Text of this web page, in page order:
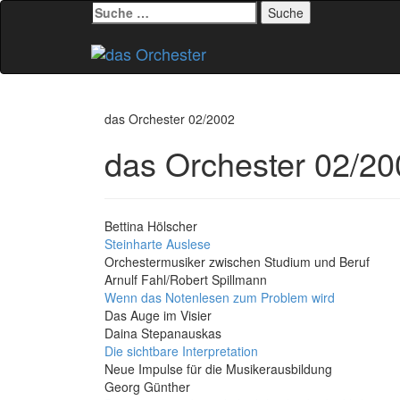
Suche
nach:
springen
das Orchester 02/2002
das Orchester 02/
Bettina Hölscher
Steinharte Auslese
Orchestermusiker zwischen Studium und Beruf
Arnulf Fahl/Robert Spillmann
Wenn das Notenlesen zum Problem wird
Das Auge im Visier
Daina Stepanauskas
Die sichtbare Interpretation
Neue Impulse für die Musikerausbildung
Georg Günther